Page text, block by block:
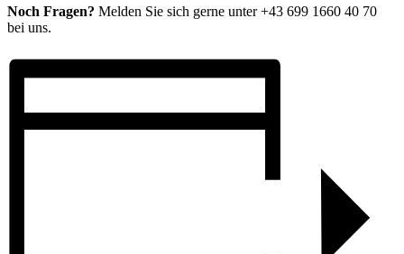
Noch Fragen? Melden Sie sich gerne unter +43 699 1660 40 70
bei uns.